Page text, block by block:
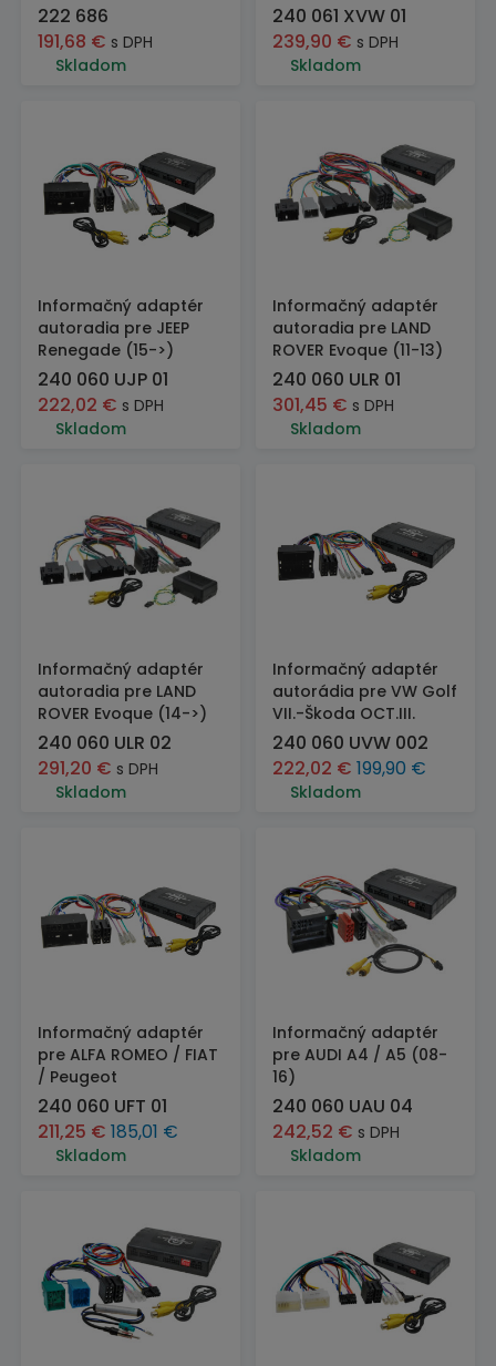
222 686
191,68 € s DPH
Skladom
240 061 XVW 01
239,90 € s DPH
Skladom
Informačný adaptér
autoradia pre JEEP
Renegade (15->)
240 060 UJP 01
222,02 € s DPH
Skladom
Informačný adaptér
autoradia pre LAND
ROVER Evoque (11-13)
240 060 ULR 01
301,45 € s DPH
Skladom
Informačný adaptér
autoradia pre LAND
ROVER Evoque (14->)
240 060 ULR 02
291,20 € s DPH
Skladom
Informačný adaptér
autorádia pre VW Golf
VII.-Škoda OCT.III.
240 060 UVW 002
222,02 € 199,90 €
Skladom
Informačný adaptér
pre ALFA ROMEO / FIAT
/ Peugeot
240 060 UFT 01
211,25 € 185,01 €
Skladom
Informačný adaptér
pre AUDI A4 / A5 (08-
16)
240 060 UAU 04
242,52 € s DPH
Skladom